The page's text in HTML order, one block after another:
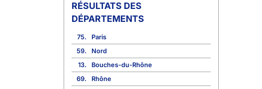
RÉSULTATS DES
DÉPARTEMENTS
75.
Paris
59.
Nord
13.
Bouches-du-Rhône
69.
Rhône